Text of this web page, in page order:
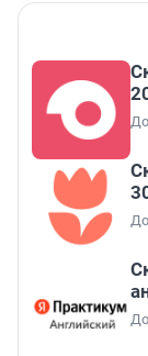
До
До
До